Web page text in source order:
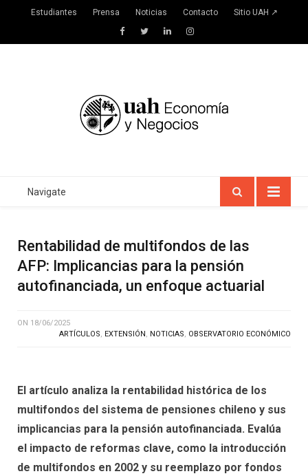
Estudiantes Prensa Noticias Contacto Sitio UAH ↗
FacebookTwitterLinkedInInstagram
Navigate
Rentabilidad de multifondos de las
AFP: Implicancias para la pensión
autofinanciada, un enfoque actuarial
ON 18/06/2025
ARTÍCULOS, EXTENSIÓN, NOTICIAS, OBSERVATORIO ECONÓMICO
El artículo analiza la rentabilidad histórica de los
multifondos del sistema de pensiones chileno y sus
implicancias para la pensión autofinanciada. Evalúa
el impacto de reformas clave, como la introducción
de multifondos en 2002 y su reemplazo por fondos